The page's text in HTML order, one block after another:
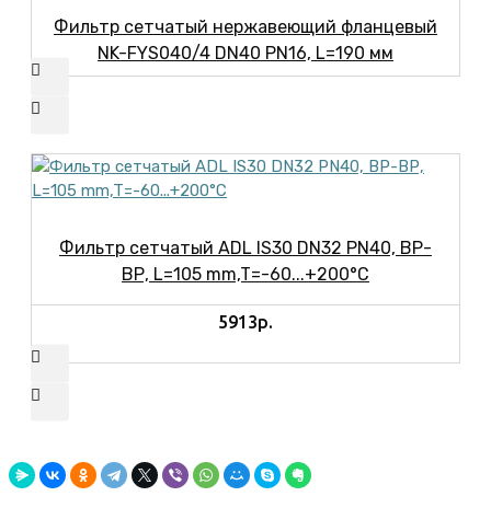
Фильтр сетчатый нержавеющий фланцевый
NK-FYS040/4 DN40 PN16, L=190 мм
Фильтр сетчатый ADL IS30 DN32 PN40, ВР-
ВР, L=105 mm,T=-60...+200°C
5913р.